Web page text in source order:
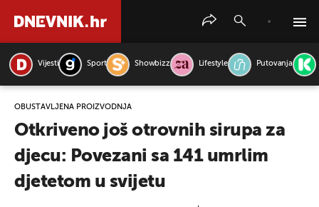
Vijesti Sport Showbizz Lifestyle Putovanja
OBUSTAVLJENA PROIZVODNJA
Otkriveno još otrovnih sirupa za
djecu: Povezani sa 141 umrlim
djetetom u svijetu
PRETRAŽITE VIJESTI